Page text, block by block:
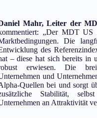
Mahr, Leiter der
„Der MDT
Die
des
– diese hat sich bereits in
erwiesen. Die
und
Quellen bei und sorgt
Stabilität,
an Attraktivität